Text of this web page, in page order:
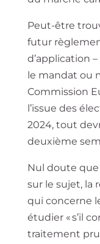
Peut-être
futur
d’application
le mandat ou
Commission
l’issue des
2024, tout
deuxième
Nul doute que
sur le sujet, la
qui concerne
étudier « s’il
traitement